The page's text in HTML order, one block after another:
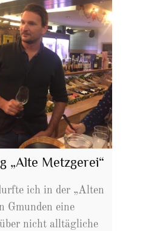
„Alte Metzgerei“
ich in der „Alten
Gmunden eine
nicht alltägliche